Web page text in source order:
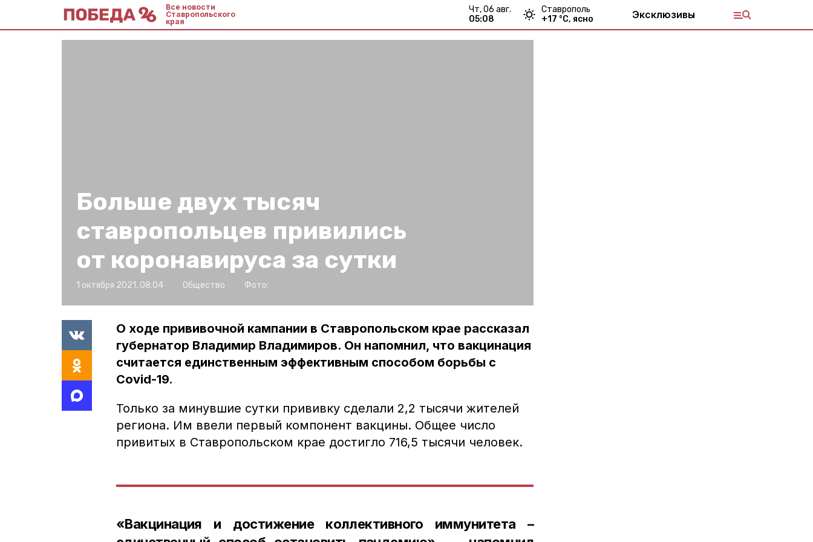
Все новости
Ставропольского
края
чт, 06 авг.
05:08
Ставрополь
+17 °С, ясно Эксклюзивы
Больше двух тысяч
ставропольцев привились
от коронавируса за сутки
1 октября 2021, 08:04 Общество Фото:
О ходе прививочной кампании в Ставропольском крае рассказал
губернатор Владимир Владимиров. Он напомнил, что вакцинация
считается единственным эффективным способом борьбы с
Covid-19.
Только за минувшие сутки прививку сделали 2,2 тысячи жителей
региона. Им ввели первый компонент вакцины. Общее число
привитых в Ставропольском крае достигло 716,5 тысячи человек.
«Вакцинация и достижение коллективного иммунитета –